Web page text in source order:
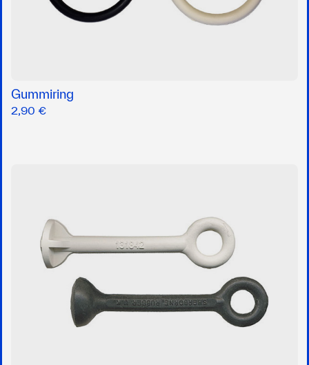
Gummiring
2,90 €